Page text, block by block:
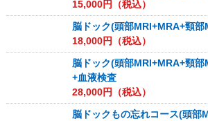
15,000円（税込）
脳ドック(頭部MRI+MRA+頸部
18,000円（税込）
脳ドック(頭部MRI+MRA+頸
+血液検査
28,000円（税込）
脳ドックもの忘れコース(頭部